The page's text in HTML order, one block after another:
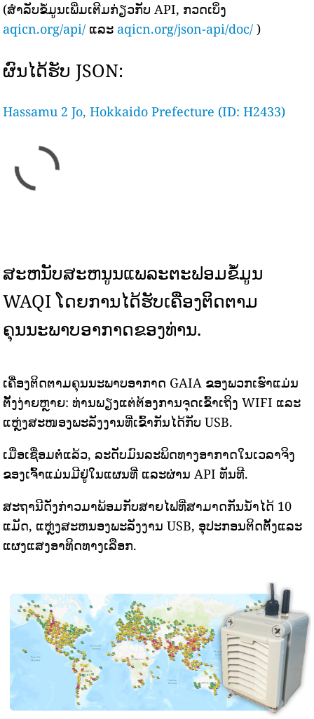
(ສຳລັບຂໍ້ມູນເພີ່ມເຕີມກ່ຽວກັບ API, ກວດເບິ່ງ
aqicn.org/api/ ແລະ aqicn.org/json-api/doc/ )
ຜົນໄດ້ຮັບ JSON:
Hassamu 2 Jo, Hokkaido Prefecture (ID: H2433)
ສະຫນັບສະຫນູນແພລະຕະຟອມຂໍ້ມູນ
WAQI ໂດຍການໄດ້ຮັບເຄື່ອງຕິດຕາມ
ຄຸນນະພາບອາກາດຂອງທ່ານ.
ເຄື່ອງຕິດຕາມຄຸນນະພາບອາກາດ GAIA ຂອງພວກເຮົາແມ່ນ
ຕັ້ງງ່າຍຫຼາຍ: ທ່ານພຽງແຕ່ຕ້ອງການຈຸດເຂົ້າເຖິງ WIFI ແລະ
ແຫຼ່ງສະໜອງພະລັງງານທີ່ເຂົ້າກັນໄດ້ກັບ USB.
ເມື່ອເຊື່ອມຕໍ່ແລ້ວ, ລະດັບມົນລະພິດທາງອາກາດໃນເວລາຈິງ
ຂອງເຈົ້າແມ່ນມີຢູ່ໃນແຜນທີ່ ແລະຜ່ານ API ທັນທີ.
ສະຖານີດັ່ງກ່າວມາພ້ອມກັບສາຍໄຟທີ່ສາມາດກັນນ້ໍາໄດ້ 10
ແມັດ, ແຫຼ່ງສະຫນອງພະລັງງານ USB, ອຸປະກອນຕິດຕັ້ງແລະ
ແຜງແສງອາທິດທາງເລືອກ.